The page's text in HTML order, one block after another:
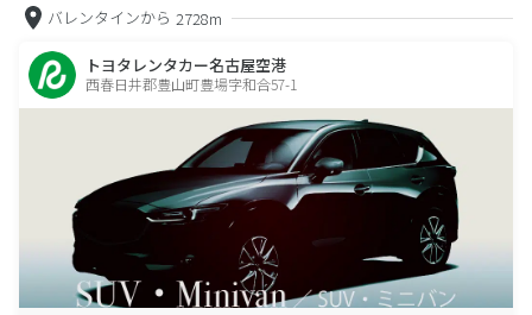
バレンタインから 2728m
トヨタレンタカー名古屋空港
西春日井郡豊山町豊場字和合57-1